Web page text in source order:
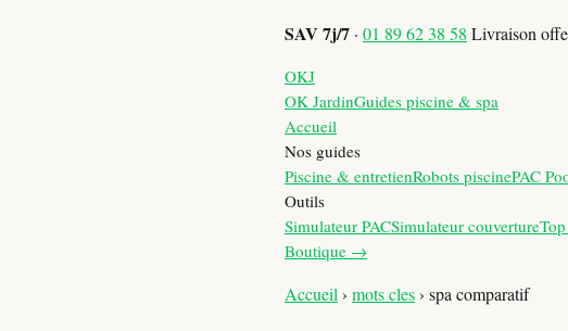
SAV 7j/7 · 01 89 62 38 58 Livraison
OKJ
OK JardinGuides piscine & spa
Accueil
Nos guides
Piscine & entretienRobots piscinePAC
Outils
Simulateur PACSimulateur couverture
Boutique →
Accueil › mots cles› spa comparatif